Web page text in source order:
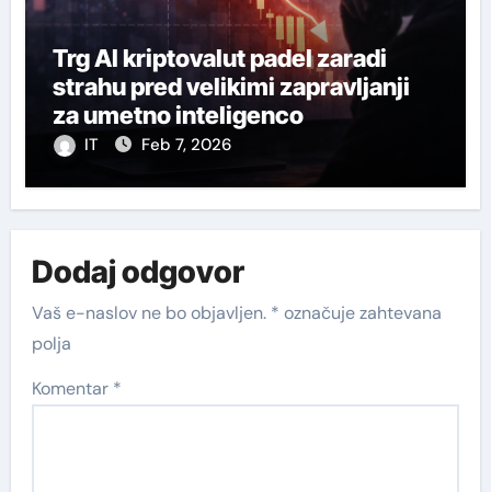
Trg AI kriptovalut padel zaradi
strahu pred velikimi zapravljanji
za umetno inteligenco
IT Feb 7, 2026
Dodaj odgovor
Vaš e-naslov ne bo objavljen. * označuje zahtevana
polja
Komentar *